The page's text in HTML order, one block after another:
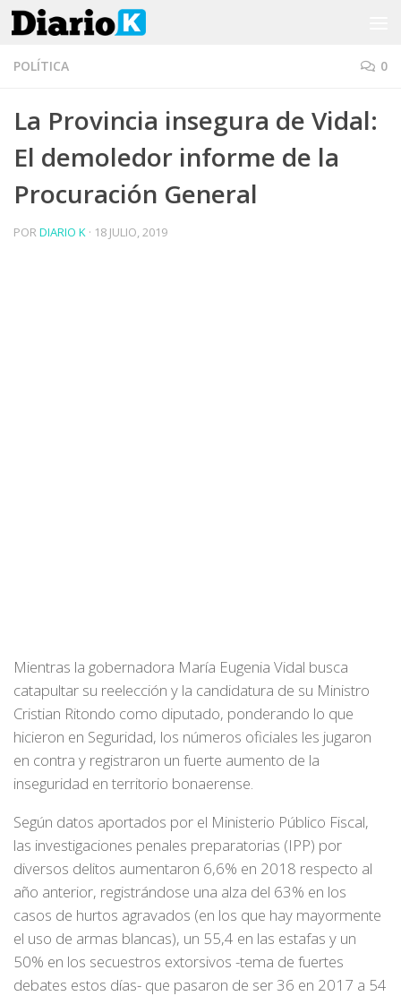
Saltar al contenido
POLÍTICA 0
La Provincia insegura de Vidal:
El demoledor informe de la
Procuración General
PORDIARIO K · 18 JULIO, 2019
Mientras la gobernadora María Eugenia Vidal busca
catapultar su reelección y la candidatura de su Ministro
Cristian Ritondo como diputado, ponderando lo que
hicieron en Seguridad, los números oficiales les jugaron
en contra y registraron un fuerte aumento de la
inseguridad en territorio bonaerense.
Según datos aportados por el Ministerio Público Fiscal,
las investigaciones penales preparatorias (IPP) por
diversos delitos aumentaron 6,6% en 2018 respecto al
año anterior, registrándose una alza del 63% en los
casos de hurtos agravados (en los que hay mayormente
el uso de armas blancas), un 55,4 en las estafas y un
50% en los secuestros extorsivos -tema de fuertes
debates estos días- que pasaron de ser 36 en 2017 a 54